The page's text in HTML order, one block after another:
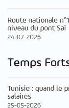
Route nationale
niveau du pont Sai
24-07-2026
Temps
Tunisie : quand le
salaires
25-05-2026